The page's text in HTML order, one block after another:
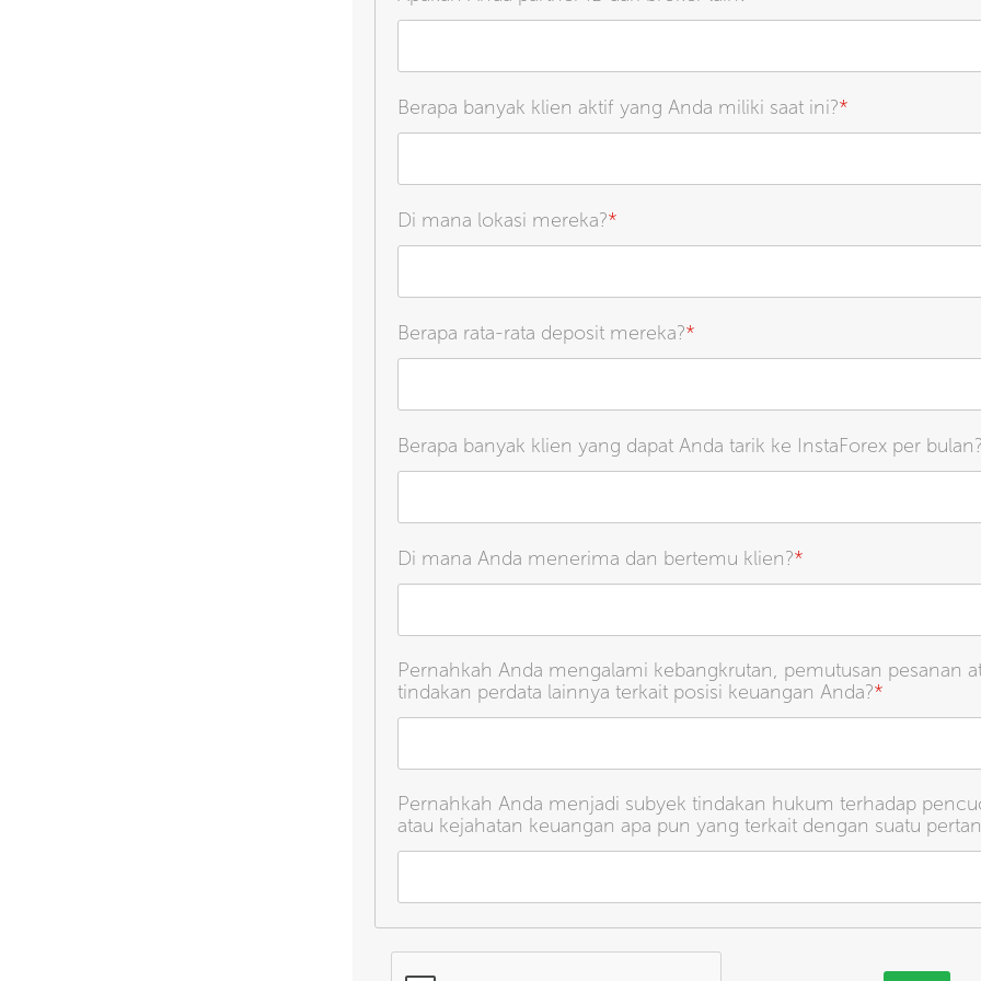
Berapa banyak klien aktif yang Anda miliki saat ini?*
Di mana lokasi mereka?*
Berapa rata-rata deposit mereka?*
Berapa banyak klien yang dapat Anda tarik ke InstaForex per
Di mana Anda menerima dan bertemu klien?*
Pernahkah Anda mengalami kebangkrutan, pemutusan pesanan
tindakan perdata lainnya terkait posisi keuangan Anda?*
Pernahkah Anda menjadi subyek tindakan hukum terhadap
atau kejahatan keuangan apa pun yang terkait dengan suatu